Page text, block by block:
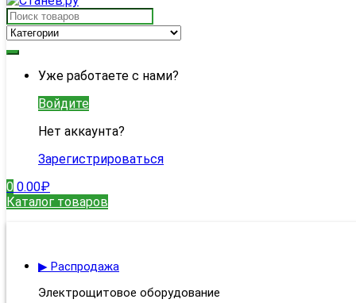
Search
for:
Уже работаете с нами?
Войдите
Нет аккаунта?
Зарегистрироваться
0 0.00₽
Каталог товаров
▶ Распродажа
Электрощитовое оборудование